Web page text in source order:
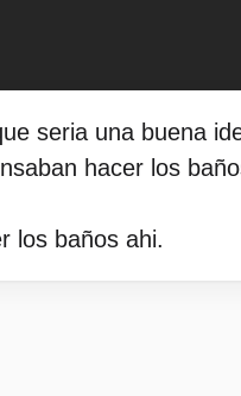
seria una buena
hacer los
los baños ahi.